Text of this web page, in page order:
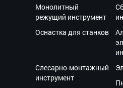
Монолитный
режущий инструмент
Оснастка для станков
Слесарно-монтажный
инструмент